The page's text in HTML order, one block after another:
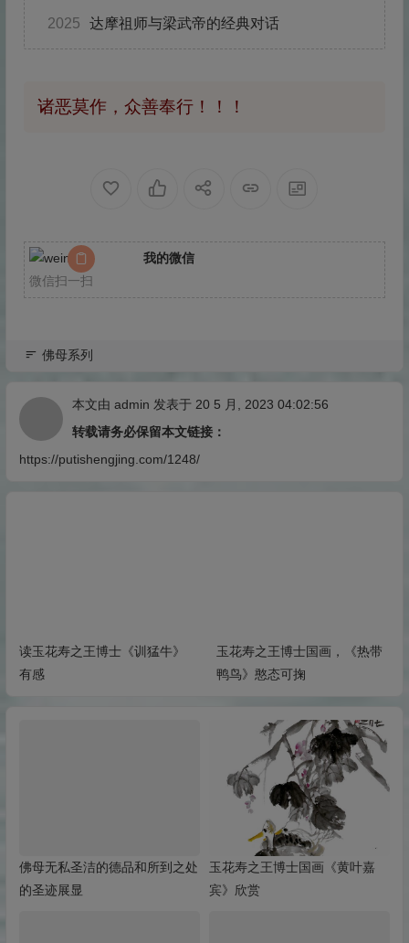
2025 达摩祖师与梁武帝的经典对话
诸恶莫作，众善奉行！！！
我的微信
微信扫一扫
佛母系列
本文由 admin 发表于 20 5 月, 2023 04:02:56
转载请务必保留本文链接：
https://putishengjing.com/1248/
读玉花寿之王博士《训猛牛》
有感
玉花寿之王博士国画，《热带
鸭鸟》憨态可掬
佛母无私圣洁的德品和所到之处
的圣迹展显
玉花寿之王博士国画《黄叶嘉
宾》欣赏